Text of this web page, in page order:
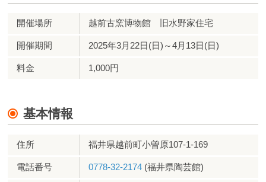
開催場所 越前古窯博物館 旧水野家住宅
開催期間 2025年3月22日(日)～4月13日(日)
料金 1,000円
基本情報
住所 福井県越前町小曽原107-1-169
電話番号 0778-32-2174 (福井県陶芸館)